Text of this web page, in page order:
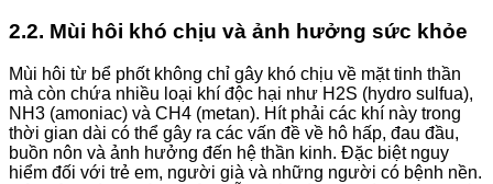
2.2. Mùi hôi khó chịu và ảnh hưởng sức khỏe
Mùi hôi từ bể phốt không chỉ gây khó chịu về mặt tinh thần
mà còn chứa nhiều loại khí độc hại như H2S (hydro sulfua),
NH3 (amoniac) và CH4 (metan). Hít phải các khí này trong
thời gian dài có thể gây ra các vấn đề về hô hấp, đau đầu,
buồn nôn và ảnh hưởng đến hệ thần kinh. Đặc biệt nguy
hiểm đối với trẻ em, người già và những người có bệnh nền.